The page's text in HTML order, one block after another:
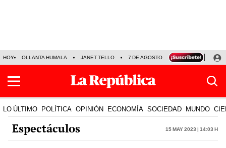
HOY OLLANTA HUMALA JANET TELLO 7 DE AGOSTO TINKA RESULTADOS
LO ÚLTIMO POLÍTICA OPINIÓN ECONOMÍA SOCIEDAD MUNDO
Espectáculos 15 May 2023 | 14:03 h